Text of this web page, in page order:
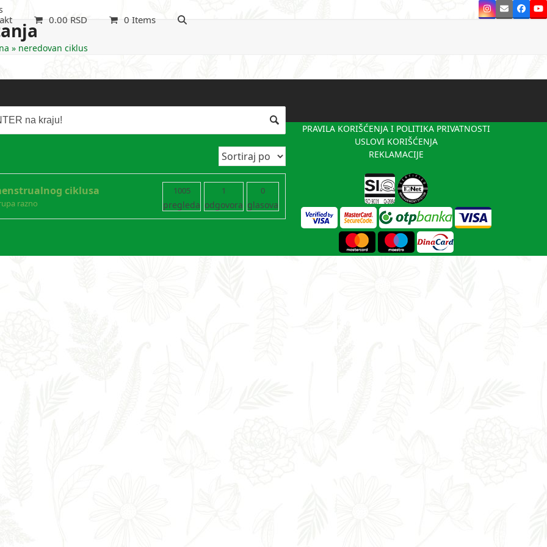
Instagram
Email
0.00 RSD 0 Items
» neredovan ciklus
ciklusa
razno
1005
pregleda
1
odgovora
0
glasova
PRAVILA KORIŠĆENJA I POLITIKA PRIVATNOSTI
USLOVI KORIŠĆENJA
REKLAMACIJE